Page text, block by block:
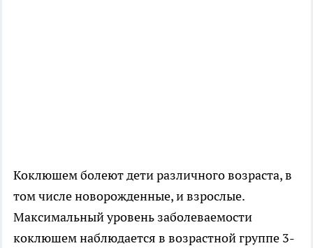
Коклюшем болеют дети различного возраста, в
том числе новорожденные, и взрослые.
Максимальный уровень заболеваемости
коклюшем наблюдается в возрастной группе 3-